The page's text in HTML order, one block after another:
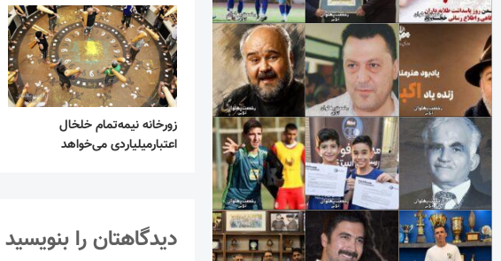
زورخانه نیمه‌تمام خلخال
اعتبارمیلیاردی می‌خواهد
دیدگاهتان را بنویسید